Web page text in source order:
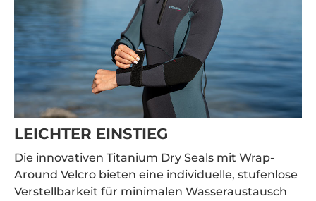
LEICHTER EINSTIEG
Die innovativen Titanium Dry Seals mit Wrap-
Around Velcro bieten eine individuelle, stufenlose
Verstellbarkeit für minimalen Wasseraustausch